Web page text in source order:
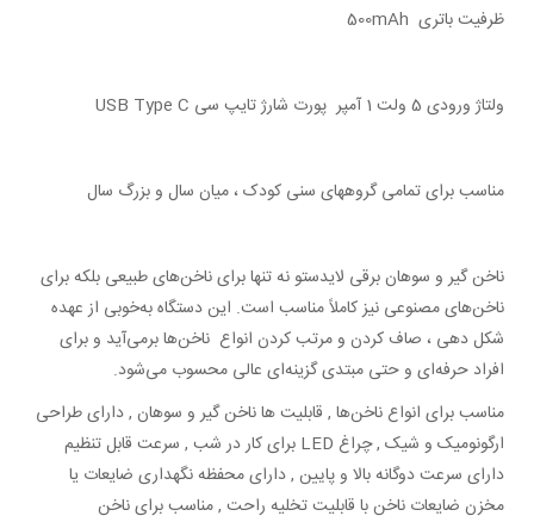
ظرفیت باتری 500mAh
ولتاژ ورودی 5 ولت 1 آمپر پورت شارژ تایپ سی USB Type C
مناسب برای تمامی گروههای سنی کودک ، میان سال و بزرگ سال
ناخن گیر و سوهان برقی لایدستو نه ‌تنها برای ناخن‌های طبیعی بلکه برای
ناخن‌های مصنوعی نیز کاملاً مناسب است. این دستگاه به‌خوبی از عهده
شکل‌ دهی ، صاف کردن و مرتب کردن انواع ناخن‌ها برمی‌آید و برای
افراد حرفه‌ای و حتی مبتدی گزینه‌ای عالی محسوب می‌شود.
مناسب برای انواع ناخن‌ها , قابلیت ها ناخن گیر و سوهان , دارای طراحی
ارگونومیک و شیک , چراغ LED برای کار در شب , سرعت قابل تنظیم
دارای سرعت دوگانه بالا و پایین , دارای محفظه نگهداری ضایعات یا
مخزن ضایعات ناخن با قابلیت تخلیه راحت , مناسب برای ناخن